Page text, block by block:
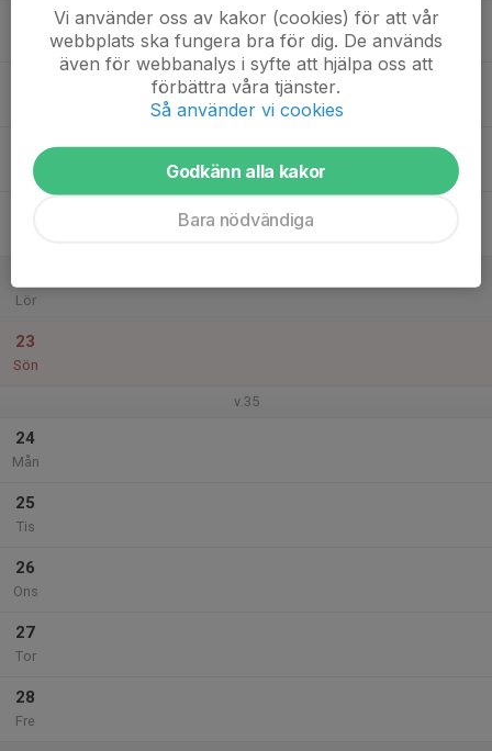
Tor
Lör
23
Sön
v.35
24
Mån
25
Tis
26
Ons
27
Tor
28
Fre
Vi använder oss av kakor (cookies) för att vår
webbplats ska fungera bra för dig. De används
även för webbanalys i syfte att hjälpa oss att
förbättra våra tjänster.
Så använder vi cookies
Godkänn alla kakor
Bara nödvändiga